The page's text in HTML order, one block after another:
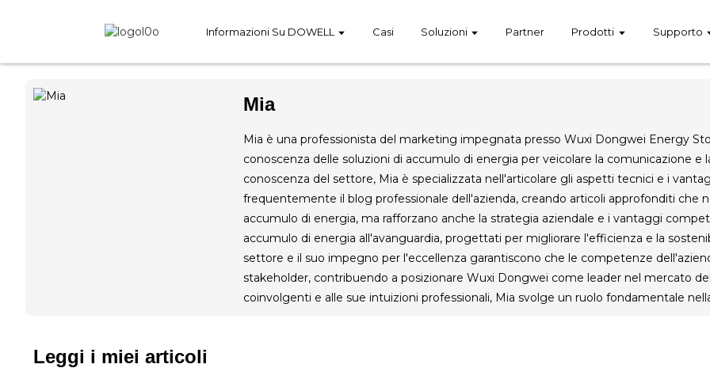
Informazioni Su DOWELL Casi Soluzioni Partner Prodotti Supporto
Mia
Mia è una professionista del marketing impegnata presso Wuxi Dongwei Energy
conoscenza delle soluzioni di accumulo di energia per veicolare la comunicazione e
conoscenza del settore, Mia è specializzata nell'articolare gli aspetti tecnici e i
frequentemente il blog professionale dell'azienda, creando articoli approfonditi che
accumulo di energia, ma rafforzano anche la strategia aziendale e i vantaggi
accumulo di energia all'avanguardia, progettati per migliorare l'efficienza e la
settore e il suo impegno per l'eccellenza garantiscono che le competenze
stakeholder, contribuendo a posizionare Wuxi Dongwei come leader nel mercato
coinvolgenti e alle sue intuizioni professionali, Mia svolge un ruolo fondamentale
Leggi i miei articoli